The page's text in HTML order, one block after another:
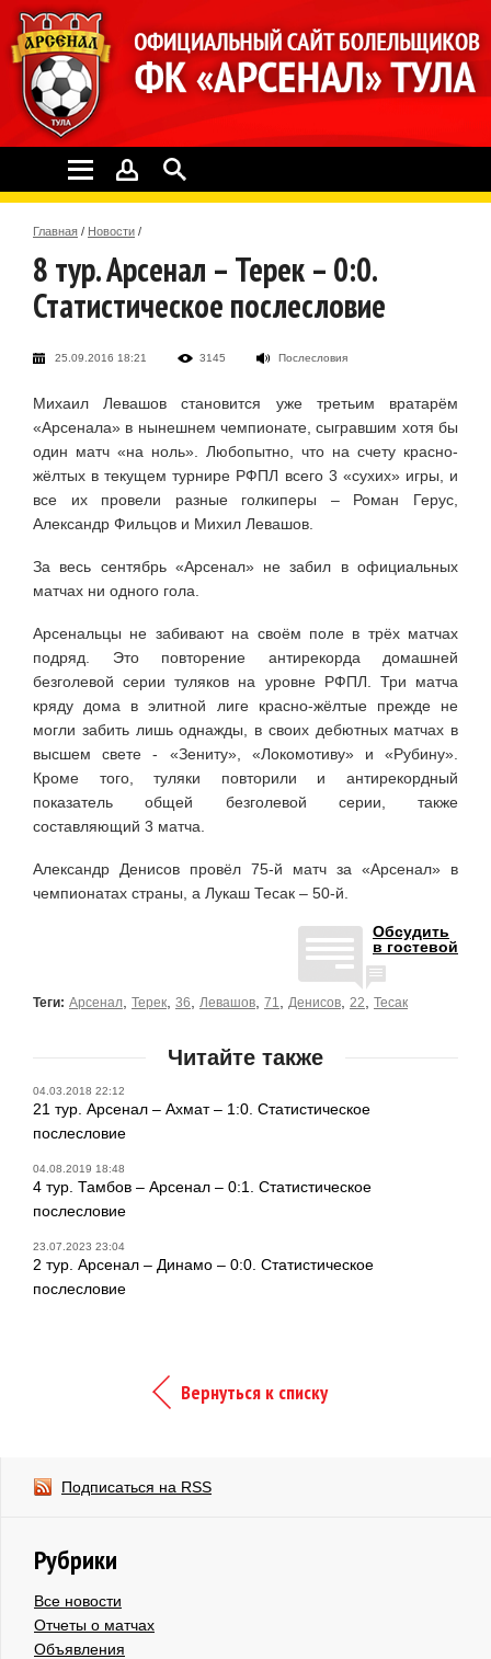
Главная / Новости /
8 тур. Арсенал – Терек – 0:0.
Статистическое послесловие
25.09.2016 18:21 3145 Послесловия
Михаил Левашов становится уже третьим вратарём
«Арсенала» в нынешнем чемпионате, сыгравшим хотя бы
один матч «на ноль». Любопытно, что на счету красно-
жёлтых в текущем турнире РФПЛ всего 3 «сухих» игры, и
все их провели разные голкиперы – Роман Герус,
Александр Фильцов и Михил Левашов.
За весь сентябрь «Арсенал» не забил в официальных
матчах ни одного гола.
Арсенальцы не забивают на своём поле в трёх матчах
подряд. Это повторение антирекорда домашней
безголевой серии туляков на уровне РФПЛ. Три матча
кряду дома в элитной лиге красно-жёлтые прежде не
могли забить лишь однажды, в своих дебютных матчах в
высшем свете - «Зениту», «Локомотиву» и «Рубину».
Кроме того, туляки повторили и антирекордный
показатель общей безголевой серии, также
составляющий 3 матча.
Александр Денисов провёл 75-й матч за «Арсенал» в
чемпионатах страны, а Лукаш Тесак – 50-й.
Обсудить
в гостевой
Теги: Арсенал Терек 36 Левашов 71 Денисов 22 Тесак
Читайте также
04.03.2018 22:12
21 тур. Арсенал – Ахмат – 1:0. Статистическое
послесловие
04.08.2019 18:48
4 тур. Тамбов – Арсенал – 0:1. Статистическое
послесловие
23.07.2023 23:04
2 тур. Арсенал – Динамо – 0:0. Статистическое
послесловие
Вернуться к списку
Подписаться на RSS
Рубрики
Все новости
Отчеты о матчах
Объявления